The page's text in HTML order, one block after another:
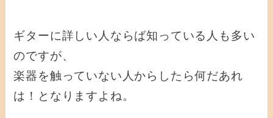
ギターに詳しい人ならば知っている人も多い
のですが、
楽器を触っていない人からしたら何だあれ
は！となりますよね。